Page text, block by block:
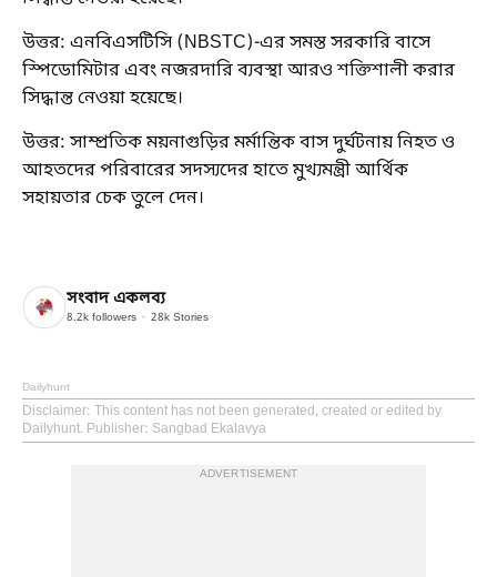
উত্তর: এনবিএসটিসি (NBSTC)-এর সমস্ত সরকারি বাসে
স্পিডোমিটার এবং নজরদারি ব্যবস্থা আরও শক্তিশালী করার
সিদ্ধান্ত নেওয়া হয়েছে।
উত্তর: সাম্প্রতিক ময়নাগুড়ির মর্মান্তিক বাস দুর্ঘটনায় নিহত ও
আহতদের পরিবারের সদস্যদের হাতে মুখ্যমন্ত্রী আর্থিক
সহায়তার চেক তুলে দেন।
সংবাদ একলব্য
8.2k followers 28k Stories
Dailyhunt
Disclaimer: This content has not been generated, created or edited by
Dailyhunt. Publisher: Sangbad Ekalavya
ADVERTISEMENT